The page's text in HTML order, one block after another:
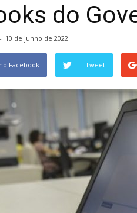
do
- 10 de junho de 2022
Facebook Tweet